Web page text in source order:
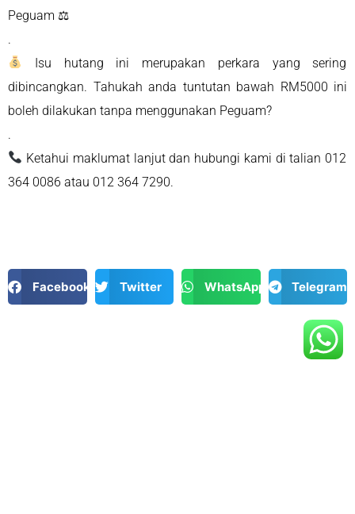
Peguam ⚖
.
Isu hutang ini merupakan perkara yang sering
dibincangkan. Tahukah anda tuntutan bawah RM5000 ini
boleh dilakukan tanpa menggunakan Peguam?
.
Ketahui maklumat lanjut dan hubungi kami di talian 012
364 0086 atau 012 364 7290.
Facebook Twitter WhatsApp Telegram